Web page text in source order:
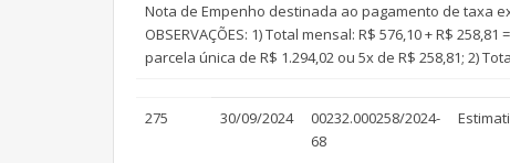
Nota de Empenho destinada ao pagamento de taxa
OBSERVAÇÕES: 1) Total mensal: R$ 576,10 + R$
parcela única de R$ 1.294,02 ou 5x de R$ 258,81; 2)
275 30/09/2024
00232.000258/2024-
68